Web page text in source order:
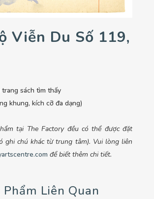
Viễn Du Số 119,
sách tìm thấy
khung, kích cỡ đa dạng)
tại The Factory đều có thể được đặt
ghi chú khác từ trung tâm). Vui lòng liên
để biết thêm chi tiết.
Phẩm Liên Quan